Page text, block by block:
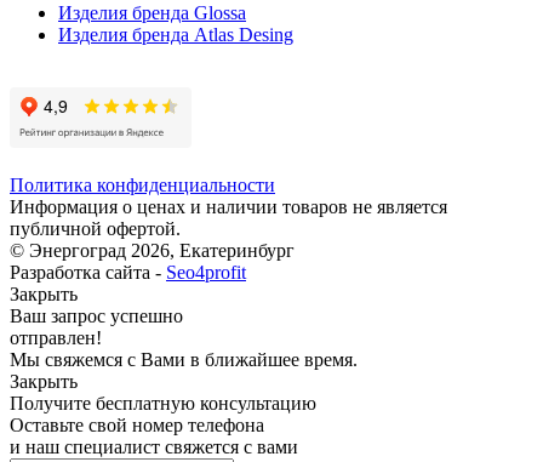
Изделия бренда Glossa
Изделия бренда Atlas Desing
Политика конфиденциальности
Информация о ценах и наличии товаров не является
публичной офертой.
© Энергоград 2026, Екатеринбург
Разработка сайта - Seo4profit
Закрыть
Ваш запрос успешно
отправлен!
Мы свяжемся с Вами в ближайшее время.
Закрыть
Получите бесплатную консультацию
Оставьте свой номер телефона
и наш специалист свяжется с вами